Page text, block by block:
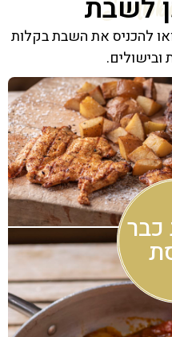
לשבת
להכניס את השבת בקלות
ובישולים.